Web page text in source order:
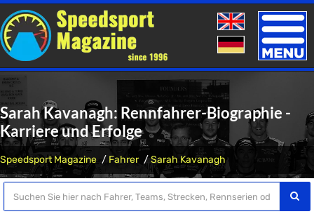
Toggle
Sarah Kavanagh: Rennfahrer-Biographie -
Karriere und Erfolge
Speedsport Magazine Fahrer Sarah Kavanagh